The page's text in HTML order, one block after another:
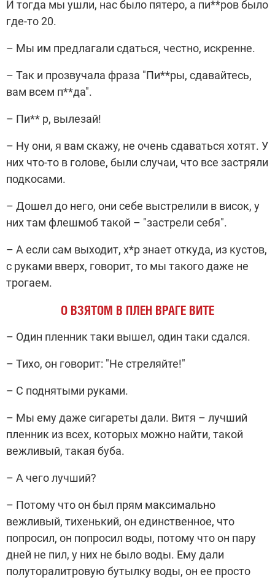
И тогда мы ушли, нас было пятеро, а пи**ров было
где-то 20.
– Мы им предлагали сдаться, честно, искренне.
– Так и прозвучала фраза "Пи**ры, сдавайтесь,
вам всем п**да".
– Пи** р, вылезай!
– Ну они, я вам скажу, не очень сдаваться хотят. У
них что-то в голове, были случаи, что все застряли
подкосами.
– Дошел до него, они себе выстрелили в висок, у
них там флешмоб такой – "застрели себя".
– А если сам выходит, х*р знает откуда, из кустов,
с руками вверх, говорит, то мы такого даже не
трогаем.
О ВЗЯТОМ В ПЛЕН ВРАГЕ ВИТЕ
– Один пленник таки вышел, один таки сдался.
– Тихо, он говорит: "Не стреляйте!"
– С поднятыми руками.
– Мы ему даже сигареты дали. Витя – лучший
пленник из всех, которых можно найти, такой
вежливый, такая буба.
– А чего лучший?
– Потому что он был прям максимально
вежливый, тихенький, он единственное, что
попросил, он попросил воды, потому что он пару
дней не пил, у них не было воды. Ему дали
полуторалитровую бутылку воды, он ее просто